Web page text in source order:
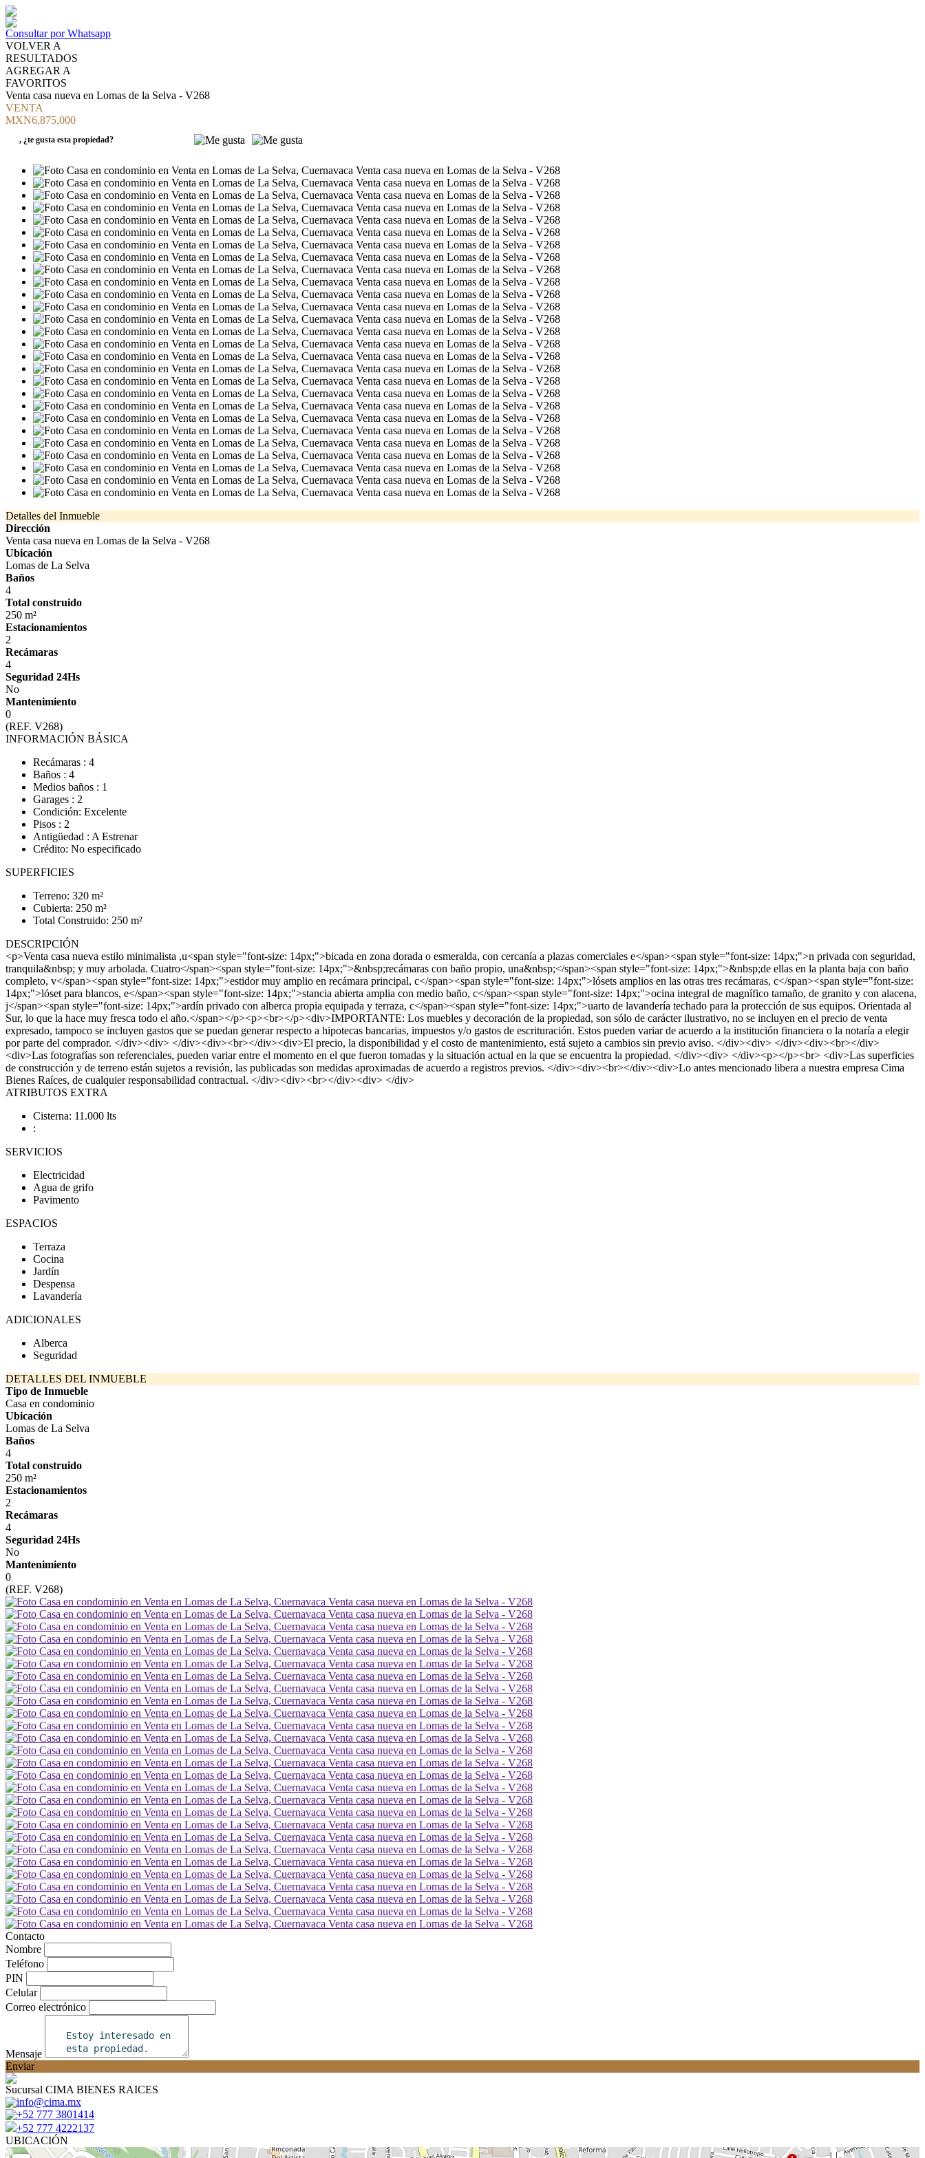
Consultar por Whatsapp
VOLVER A
RESULTADOS
AGREGAR A
FAVORITOS
Venta casa nueva en Lomas de la Selva - V268
VENTA
MXN6,875,000
, ¿te gusta esta propiedad?
Detalles del Inmueble
Dirección
Venta casa nueva en Lomas de la Selva - V268
Ubicación
Lomas de La Selva
Baños
4
Total construido
250 m²
Estacionamientos
2
Recámaras
4
Seguridad 24Hs
No
Mantenimiento
0
(REF. V268)
INFORMACIÓN BÁSICA
Recámaras : 4
Baños : 4
Medios baños : 1
Garages : 2
Condición: Excelente
Pisos : 2
Antigüedad : A Estrenar
Crédito: No especificado
SUPERFICIES
Terreno: 320 m²
Cubierta: 250 m²
Total Construido: 250 m²
DESCRIPCIÓN
<p>Venta casa nueva estilo minimalista ,u<span style="font-size: 14px;">bicada en zona dorada o esmeralda, con cercanía a plazas comerciales e</span><span style="font-size: 14px;">n privada con seguridad,
tranquila&nbsp; y muy arbolada. Cuatro</span><span style="font-size: 14px;">&nbsp;recámaras con baño propio, una&nbsp;</span><span style="font-size: 14px;">&nbsp;de ellas en la planta baja con baño
completo, v</span><span style="font-size: 14px;">estidor muy amplio en recámara principal, c</span><span style="font-size: 14px;">lósets amplios en las otras tres recámaras, c</span><span style="font-size:
14px;">lóset para blancos, e</span><span style="font-size: 14px;">stancia abierta amplia con medio baño, c</span><span style="font-size: 14px;">ocina integral de magnífico tamaño, de granito y con alacena,
j</span><span style="font-size: 14px;">ardín privado con alberca propia equipada y terraza, c</span><span style="font-size: 14px;">uarto de lavandería techado para la protección de sus equipos. Orientada al
Sur, lo que la hace muy fresca todo el año.</span></p><p><br></p><div>IMPORTANTE: Los muebles y decoración de la propiedad, son sólo de carácter ilustrativo, no se incluyen en el precio de venta
expresado, tampoco se incluyen gastos que se puedan generar respecto a hipotecas bancarias, impuestos y/o gastos de escrituración. Estos pueden variar de acuerdo a la institución financiera o la notaría a elegir
por parte del comprador. </div><div> </div><div><br></div><div>El precio, la disponibilidad y el costo de mantenimiento, está sujeto a cambios sin previo aviso. </div><div> </div><div><br></div>
<div>Las fotografías son referenciales, pueden variar entre el momento en el que fueron tomadas y la situación actual en la que se encuentra la propiedad. </div><div> </div><p></p><br> <div>Las superficies
de construcción y de terreno están sujetos a revisión, las publicadas son medidas aproximadas de acuerdo a registros previos. </div><div><br></div><div>Lo antes mencionado libera a nuestra empresa Cima
Bienes Raíces, de cualquier responsabilidad contractual. </div><div><br></div><div> </div>
ATRIBUTOS EXTRA
Cisterna: 11.000 lts
:
SERVICIOS
Electricidad
Agua de grifo
Pavimento
ESPACIOS
Terraza
Cocina
Jardín
Despensa
Lavandería
ADICIONALES
Alberca
Seguridad
DETALLES DEL INMUEBLE
Tipo de Inmueble
Casa en condominio
Ubicación
Lomas de La Selva
Baños
4
Total construido
250 m²
Estacionamientos
2
Recámaras
4
Seguridad 24Hs
No
Mantenimiento
0
(REF. V268)
Contacto
Nombre
Teléfono
PIN
Celular
Correo electrónico
Mensaje
Enviar
Sucursal CIMA BIENES RAICES
info@cima.mx
+52 777 3801414
+52 777 4222137
UBICACIÓN